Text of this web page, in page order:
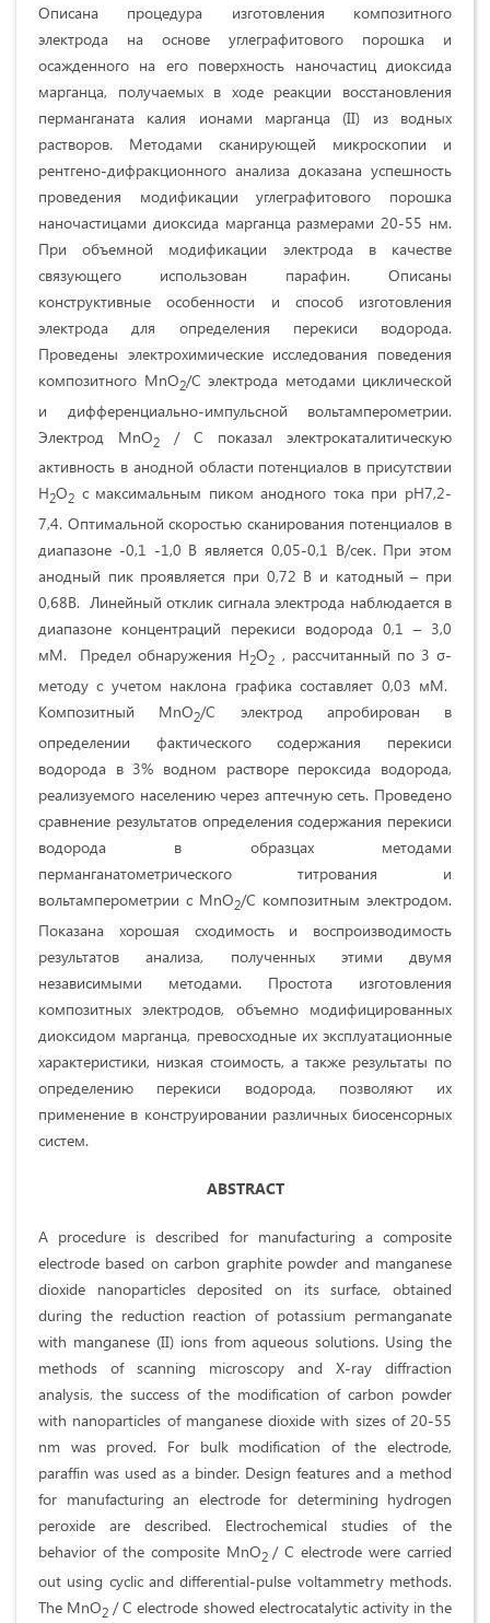
Описана процедура изготовления композитного
электрода на основе углеграфитового порошка и
осажденного на его поверхность наночастиц диоксида
марганца, получаемых в ходе реакции восстановления
перманганата калия ионами марганца (II) из водных
растворов. Методами сканирующей микроскопии и
рентгено-дифракционного анализа доказана успешность
проведения модификации углеграфитового порошка
наночастицами диоксида марганца размерами 20-55 нм.
При объемной модификации электрода в качестве
связующего использован парафин. Описаны
конструктивные особенности и способ изготовления
электрода для определения перекиси водорода.
Проведены электрохимические исследования поведения
композитного MnO2/C электрода методами циклической
и дифференциально-импульсной вольтамперометрии.
Электрод MnO2 / C показал электрокаталитическую
активность в анодной области потенциалов в присутствии
Н2О2 с максимальным пиком анодного тока при рН7,2-
7,4. Оптимальной скоростью сканирования потенциалов в
диапазоне -0,1 -1,0 В является 0,05-0,1 В/сек. При этом
анодный пик проявляется при 0,72 В и катодный – при
0,68В. Линейный отклик сигнала электрода наблюдается в
диапазоне концентраций перекиси водорода 0,1 – 3,0
мМ. Предел обнаружения Н2О2 , рассчитанный по 3 σ-
методу с учетом наклона графика составляет 0,03 мМ.
Композитный MnO2/C электрод апробирован в
определении фактического содержания перекиси
водорода в 3% водном растворе пероксида водорода,
реализуемого населению через аптечную сеть. Проведено
сравнение результатов определения содержания перекиси
водорода в образцах методами
перманганатометрического титрования и
вольтамперометрии с MnO2/C композитным электродом.
Показана хорошая сходимость и воспроизводимость
результатов анализа, полученных этими двумя
независимыми методами. Простота изготовления
композитных электродов, объемно модифицированных
диоксидом марганца, превосходные их эксплуатационные
характеристики, низкая стоимость, а также результаты по
определению перекиси водорода, позволяют их
применение в конструировании различных биосенсорных
систем.
ABSTRACT
A procedure is described for manufacturing a composite
electrode based on carbon graphite powder and manganese
dioxide nanoparticles deposited on its surface, obtained
during the reduction reaction of potassium permanganate
with manganese (II) ions from aqueous solutions. Using the
methods of scanning microscopy and X-ray diffraction
analysis, the success of the modification of carbon powder
with nanoparticles of manganese dioxide with sizes of 20-55
nm was proved. For bulk modification of the electrode,
paraffin was used as a binder. Design features and a method
for manufacturing an electrode for determining hydrogen
peroxide are described. Electrochemical studies of the
behavior of the composite MnO2/ C electrode were carried
out using cyclic and differential-pulse voltammetry methods.
The MnO2 / C electrode showed electrocatalytic activity in the